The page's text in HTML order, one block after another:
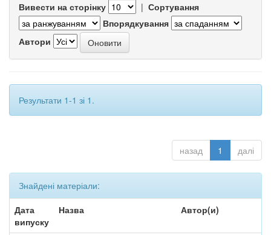
Вивести на сторінку | Сортування
Впорядкування
Автори
Результати 1-1 зі 1.
назад 1 далі
Знайдені матеріали:
Дата
випуску
Назва Автор(и)